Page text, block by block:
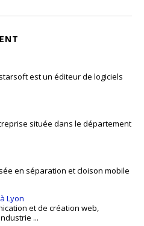
est un éditeur de logiciels
située dans le département
en séparation et cloison mobile
Lyon
et de création web,
...